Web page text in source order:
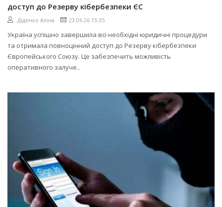
доступ до Резерву кібербезпеки ЄС
Діденко Аліна 23.06.26 15:35
Україна успішно завершила всі необхідні юридичні процедури
та отримала повноцінний доступ до Резерву кібербезпеки
Європейського Союзу. Це забезпечить можливість
оперативного залуче..